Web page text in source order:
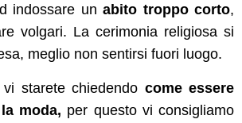
indossare unabito troppo corto,
volgari. La cerimonia religiosa si
meglio non sentirsi fuori luogo.
vi starete chiedendo come essere
moda, per questo vi consigliamo